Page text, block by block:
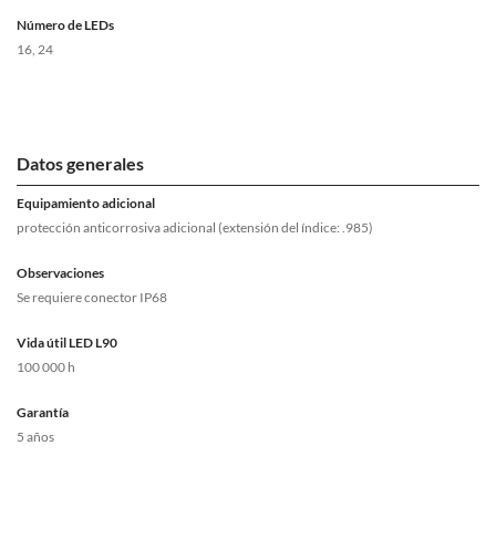
Número de LEDs
16, 24
Datos generales
Equipamiento adicional
protección anticorrosiva adicional (extensión del índice: .985)
Observaciones
Se requiere conector IP68
Vida útil LED L90
100 000 h
Garantía
5 años